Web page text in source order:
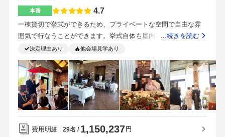
して、外での挙式を行うことも可能です。庭の部分は石畳や植
木もきれいで、そのほかライトなどの設備もあり、やりたい挙
式のスタイルに柔軟に対応することができる施設だと思いま
す。天井が高く、非常に大きな掃き出し窓で庭の部分とつなが
っているため、開放的な印象を受けます。オープンキッチンが
非常におしゃれで、作っている過程の音や香りでも料理を楽し
むことができます。ペーパーアイテム類、ケーキは持ち込みに
より対応したため当初の見積もりより安くなりました。魚のス
ープが非常に美味しかったです。式場までは車での移動が必須
だと思います。一棟貸しであり、アットホームな雰囲気で式が
の予定を抑えられるよう、下見は早めに行うと良いと思いま
本番 4.7
一棟貸切で挙式ができるため、プライベートな空間で自由な雰
囲気で行なうことができます。挙式自体も屋内と屋外どちらで
行うか選べて、当日の天候で屋外から屋内に変更することもで
きるそうです。一棟貸切であるため挙式から披露宴も同じ所で
行えることから移動がスムーズで、参列者に子供が多くても自
由に遊べて良かったです。あらかじめ多めに見積もりをもらっ
ていたので値上げはありませんでした。持ち込み料は、ケーキ
カット5000円、新郎袴5万円、引き出物800円、引き菓子・縁起
物200円でした。ペーパーアイテムはほぼ手作りで持ち込み料も
かからなかったため節約できました。また、お酒や紅茶などの
…続きを読む
決定理由あり 他会場見学あり
費用明細 29名 1,150,237 円